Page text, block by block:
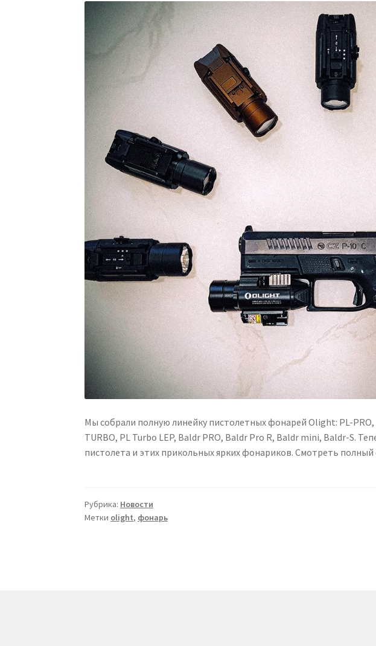
Мы собрали полную линейку пистолетных фонарей Olight: PL-PRO,
TURBO, PL Turbo LEP, Baldr PRO, Baldr Pro R, Baldr mini, Baldr-S.
пистолета и этих прикольных ярких фонариков. Смотреть
Рубрика: Новости
Метки olight, фонарь